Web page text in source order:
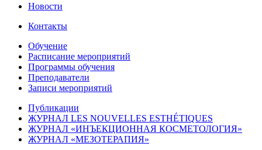
Новости
Контакты
Обучение
Расписание мероприятий
Программы обучения
Преподаватели
Записи мероприятий
Публикации
ЖУРНАЛ LES NOUVELLES ESTHÉTIQUES
ЖУРНАЛ «ИНЪЕКЦИОННАЯ КОСМЕТОЛОГИЯ»
ЖУРНАЛ «МЕЗОТЕРАПИЯ»